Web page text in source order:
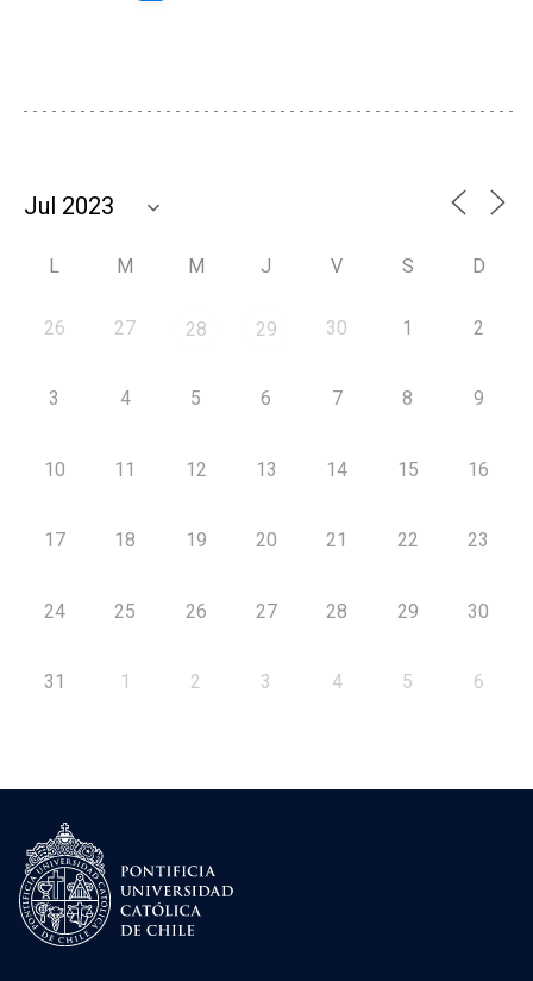
L M M J V S D
26 27 28 29 30 1 2
3 4 5 6 7 8 9
10 11 12 13 14 15 16
17 18 19 20 21 22 23
24 25 26 27 28 29 30
31 1 2 3 4 5 6